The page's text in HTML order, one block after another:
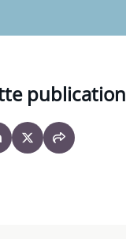
publication